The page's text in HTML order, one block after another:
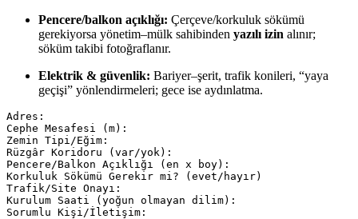
Pencere/balkon açıklığı: Çerçeve/korkuluk sökümü
gerekiyorsa yönetim–mülk sahibinden yazılı izin alınır;
söküm takibi fotoğraflanır.
Elektrik & güvenlik: Bariyer–şerit, trafik konileri, “yaya
geçişi” yönlendirmeleri; gece ise aydınlatma.
Adres:
Cephe Mesafesi (m):
Zemin Tipi/Eğim:
Rüzgâr Koridoru (var/yok):
Pencere/Balkon Açıklığı (en x boy):
Korkuluk Sökümü Gerekir mi? (evet/hayır)
Trafik/Site Onayı:
Kurulum Saati (yoğun olmayan dilim):
Sorumlu Kişi/İletişim: